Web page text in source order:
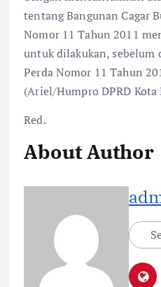
tentang Bangunan Cagar
Nomor 11 Tahun 2011
untuk dilakukan, sebelum
Perda Nomor 11 Tahun
(Ariel/Humpro DPRD Kota
Red.
About Author